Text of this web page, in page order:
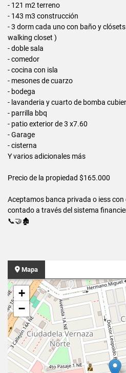
- 121 m2 terreno
- ⁠143 m3 construcción
- ⁠3 dorm cada uno con baño y
walking closet )
- ⁠doble sala
- ⁠comedor
- ⁠cocina con isla
- ⁠mesones de cuarzo
- ⁠bodega
- ⁠lavanderia y cuarto de bomba
- ⁠parrilla bbq
- ⁠patio exterior de 3 x7.60
- ⁠Garage
- ⁠cisterna
Y varios adicionales más
Precio de la propiedad $165.000
Aceptamos banca privada o iess con
contado a través del sistema
📞🤝🏚️
Mapa
+
−